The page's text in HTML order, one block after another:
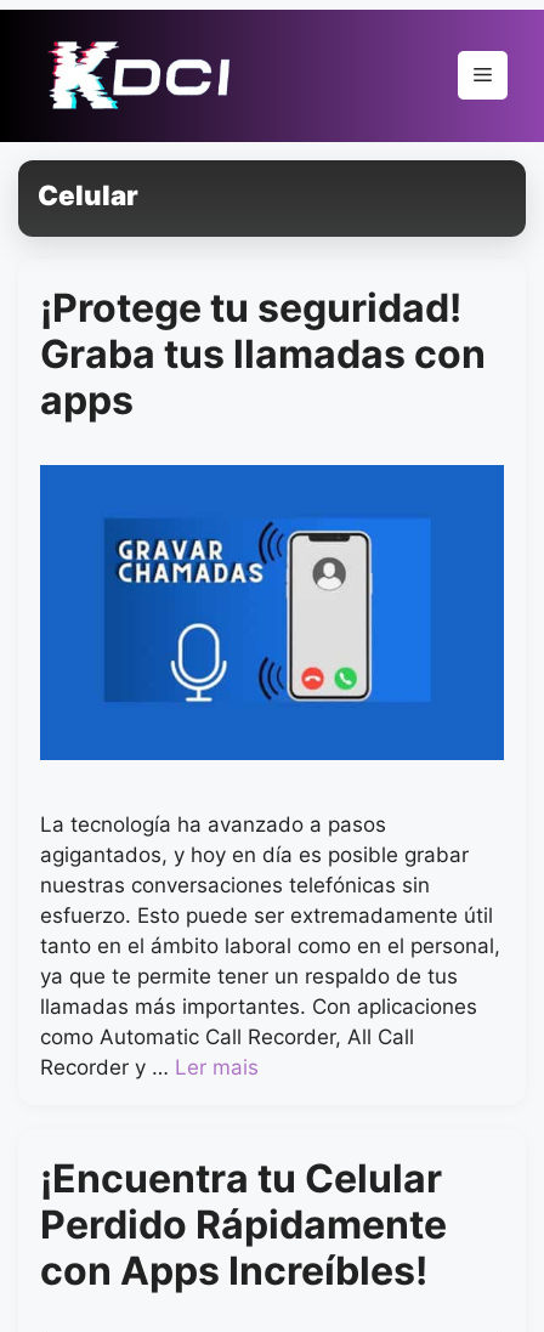
conteúdo
Menu
Celular
¡Protege tu seguridad!
Graba tus llamadas con
apps
La tecnología ha avanzado a pasos
agigantados, y hoy en día es posible grabar
nuestras conversaciones telefónicas sin
esfuerzo. Esto puede ser extremadamente útil
tanto en el ámbito laboral como en el personal,
ya que te permite tener un respaldo de tus
llamadas más importantes. Con aplicaciones
como Automatic Call Recorder, All Call
Recorder y … Ler mais
¡Encuentra tu Celular
Perdido Rápidamente
con Apps Increíbles!